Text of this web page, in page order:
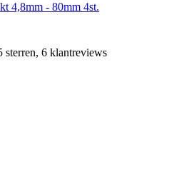
4,8mm - 80mm 4st.
sterren, 6 klantreviews